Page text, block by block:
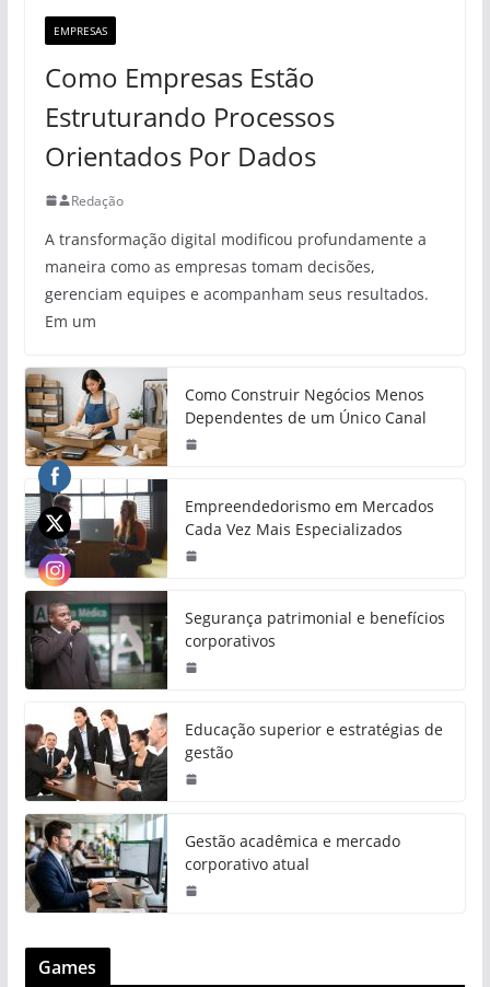
EMPRESAS
Como Empresas Estão
Estruturando Processos
Orientados Por Dados
Redação
A transformação digital modificou profundamente a
maneira como as empresas tomam decisões,
gerenciam equipes e acompanham seus resultados.
Em um
Como Construir Negócios Menos
Dependentes de um Único Canal
Empreendedorismo em Mercados
Cada Vez Mais Especializados
Segurança patrimonial e benefícios
corporativos
Educação superior e estratégias de
gestão
Gestão acadêmica e mercado
corporativo atual
Games